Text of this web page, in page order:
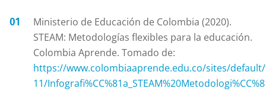
Ministerio de Educación de Colombia (2020).
STEAM: Metodologías flexibles para la educación.
Colombia Aprende. Tomado de:
https://www.colombiaaprende.edu.co/sites/
11/